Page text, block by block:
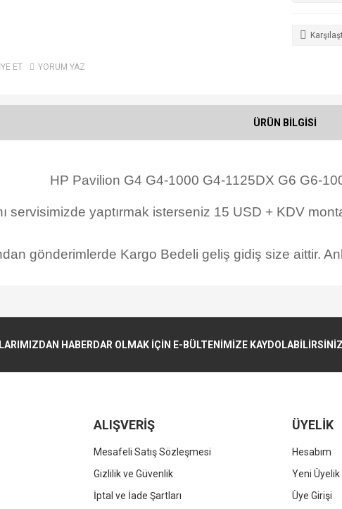
ET YORUM YAZ
ÜRÜN BİLGİSİ
HP Pavilion G4 G4-1000 G4-1125DX G6 G6-
servisimizde yaptırmak isterseniz 15 USD + KDV
gönderimlerde Kargo Bedeli geliş gidiş size aittir.
HABERDAR OLMAK İÇİN E-BÜLTENİMİZE
ALIŞVERİŞ
Mesafeli Satış Sözleşmesi
Gizlilik ve Güvenlik
İptal ve İade Şartları
ÜYELİK
Hesabım
Yeni Üyelik
Üye Girişi